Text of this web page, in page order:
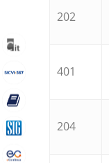
202
401
204